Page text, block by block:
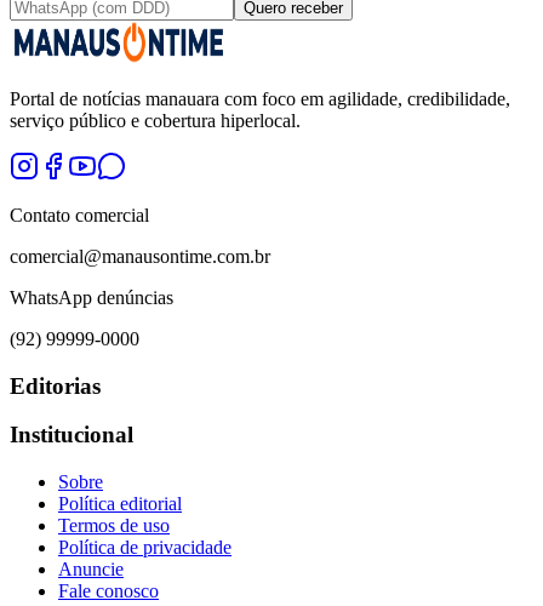
Quero receber
Portal de notícias manauara com foco em agilidade, credibilidade,
serviço público e cobertura hiperlocal.
Contato comercial
comercial@manausontime.com.br
WhatsApp denúncias
(92) 99999-0000
Editorias
Institucional
Sobre
Política editorial
Termos de uso
Política de privacidade
Anuncie
Fale conosco